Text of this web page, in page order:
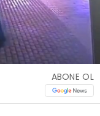
ABONE OL